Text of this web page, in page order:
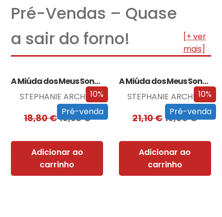
Pré-Vendas – Quase
a sair do forno!
[+ ver
mais]
10%
Pré-venda
A Miúda dos Meus Sonhos
STEPHANIE ARCHER
18,80€16,93€
Adicionar ao
carrinho
10%
Pré-venda
A Miúda dos Meus Sonhos – Edição…
STEPHANIE ARCHER
21,10€19,00€
Adicionar ao
carrinho